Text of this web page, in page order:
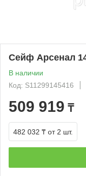
Сейф Арсенал
В наличии
Код: S11299145416
509 919 ₸
482 032 ₸ от 2 шт.